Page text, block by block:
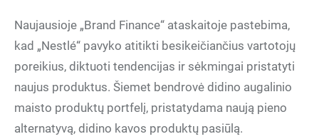
Naujausioje „Brand Finance“ ataskaitoje pastebima,
kad „Nestlé“ pavyko atitikti besikeičiančius vartotojų
poreikius, diktuoti tendencijas ir sėkmingai pristatyti
naujus produktus. Šiemet bendrovė didino augalinio
maisto produktų portfelį, pristatydama naują pieno
alternatyvą, didino kavos produktų pasiūlą.